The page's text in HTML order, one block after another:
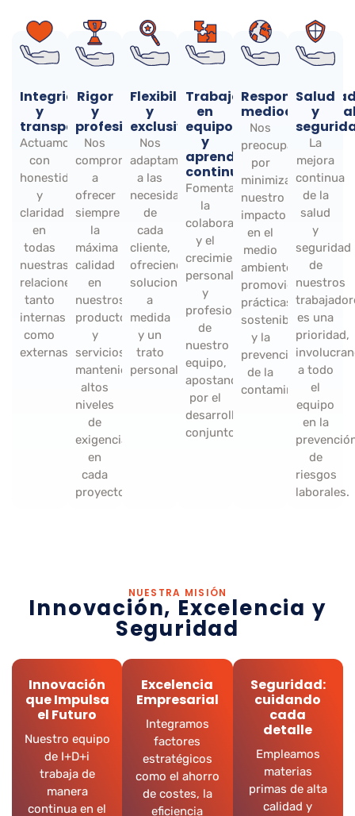
Integridad
y
transparencia:
Actuamos
con
honestidad
y
claridad
en
todas
nuestras
relaciones,
tanto
internas
como
externas.
Rigor
y
profesionalidad:
Nos
comprometemos
a
ofrecer
siempre
la
máxima
calidad
en
nuestros
productos
y
servicios,
manteniendo
altos
niveles
de
exigencia
en
cada
proyecto.
Flexibilidad
y
exclusividad:
Nos
adaptamos
a las
necesidades
de
cada
cliente,
ofreciendo
soluciones
a
medida
y un
trato
personalizado.
Trabajo
en
equipo
y
aprendizaje
continuo:
Fomentamos
la
colaboración
y el
crecimiento
personal
y
profesional
de
nuestro
equipo,
apostando
por el
desarrollo
conjunto.
Nos
preocupamos
por
minimizar
nuestro
impacto
en el
medio
ambiente,
promoviendo
prácticas
sostenibles
y la
prevención
de la
contaminación.
Salud
y
La
mejora
continua
de la
salud
y
seguridad
de
nuestros
es una
prioridad,
a todo
el
equipo
en la
de
riesgos
laborales.
NUESTRA MISIÓN
Innovación, Excelencia y
Seguridad
Innovación
que Impulsa
el Futuro
Nuestro equipo
de I+D+i
trabaja de
manera
continua en el
Excelencia
Empresarial
Integramos
factores
estratégicos
como el ahorro
de costes, la
eficiencia
Seguridad:
cuidando
cada
detalle
Empleamos
materias
primas de alta
calidad y